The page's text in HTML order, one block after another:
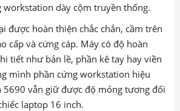
workstation dày cộm truyền thống.
được hoàn thiện chắc chắn, cầm trên
cấp và cứng cáp. Máy có độ hoàn
tiết như bản lề, phần kê tay hay viền
mình phần cứng workstation hiệu
5690 vẫn giữ được độ mỏng tương đối
laptop 16 inch.